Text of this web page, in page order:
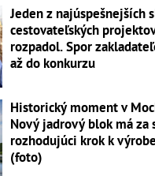
Jeden z najúspešnejších
cestovateľských
rozpadol. Spor
až do konkurzu
Historický moment v
Nový jadrový blok má za
rozhodujúci krok k
(foto)